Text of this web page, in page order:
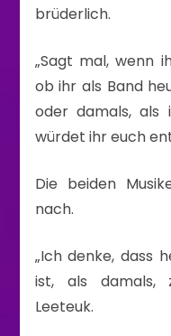
brüderlich.
„Sagt mal, wenn
ob ihr als Band
oder damals,
würdet ihr euch
Die beiden
nach.
„Ich denke, dass
ist, als damals,
Leeteuk.